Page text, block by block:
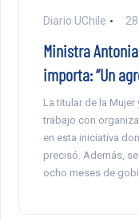
Diario UChile
Ministra
importa: “Un
La titular de la
trabajo con
en esta iniciativa
precisó. Además,
ocho meses de